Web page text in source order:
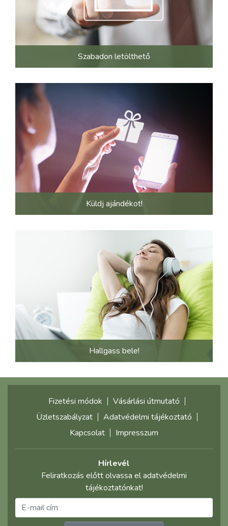
Szabadon letölthető
Küldj ajándékot!
Hallgass bele!
Fizetési módok
Vásárlási útmutató
Üzletszabályzat
Adatvédelmi tájékoztató
Kapcsolat
Impresszum
Hírlevél
Feliratkozás előtt olvassa el adatvédelmi
tájékoztatónkat!